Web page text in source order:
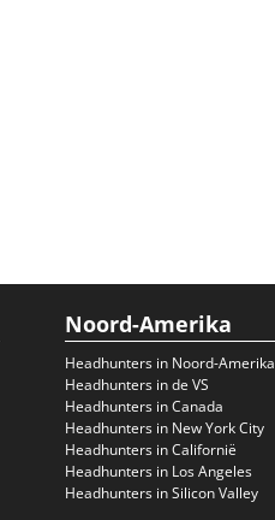
Noord-Amerika
Headhunters in Noord-Amerika
Headhunters in de VS
Headhunters in Canada
Headhunters in New York City
Headhunters in Californië
Headhunters in Los Angeles
Headhunters in Silicon Valley